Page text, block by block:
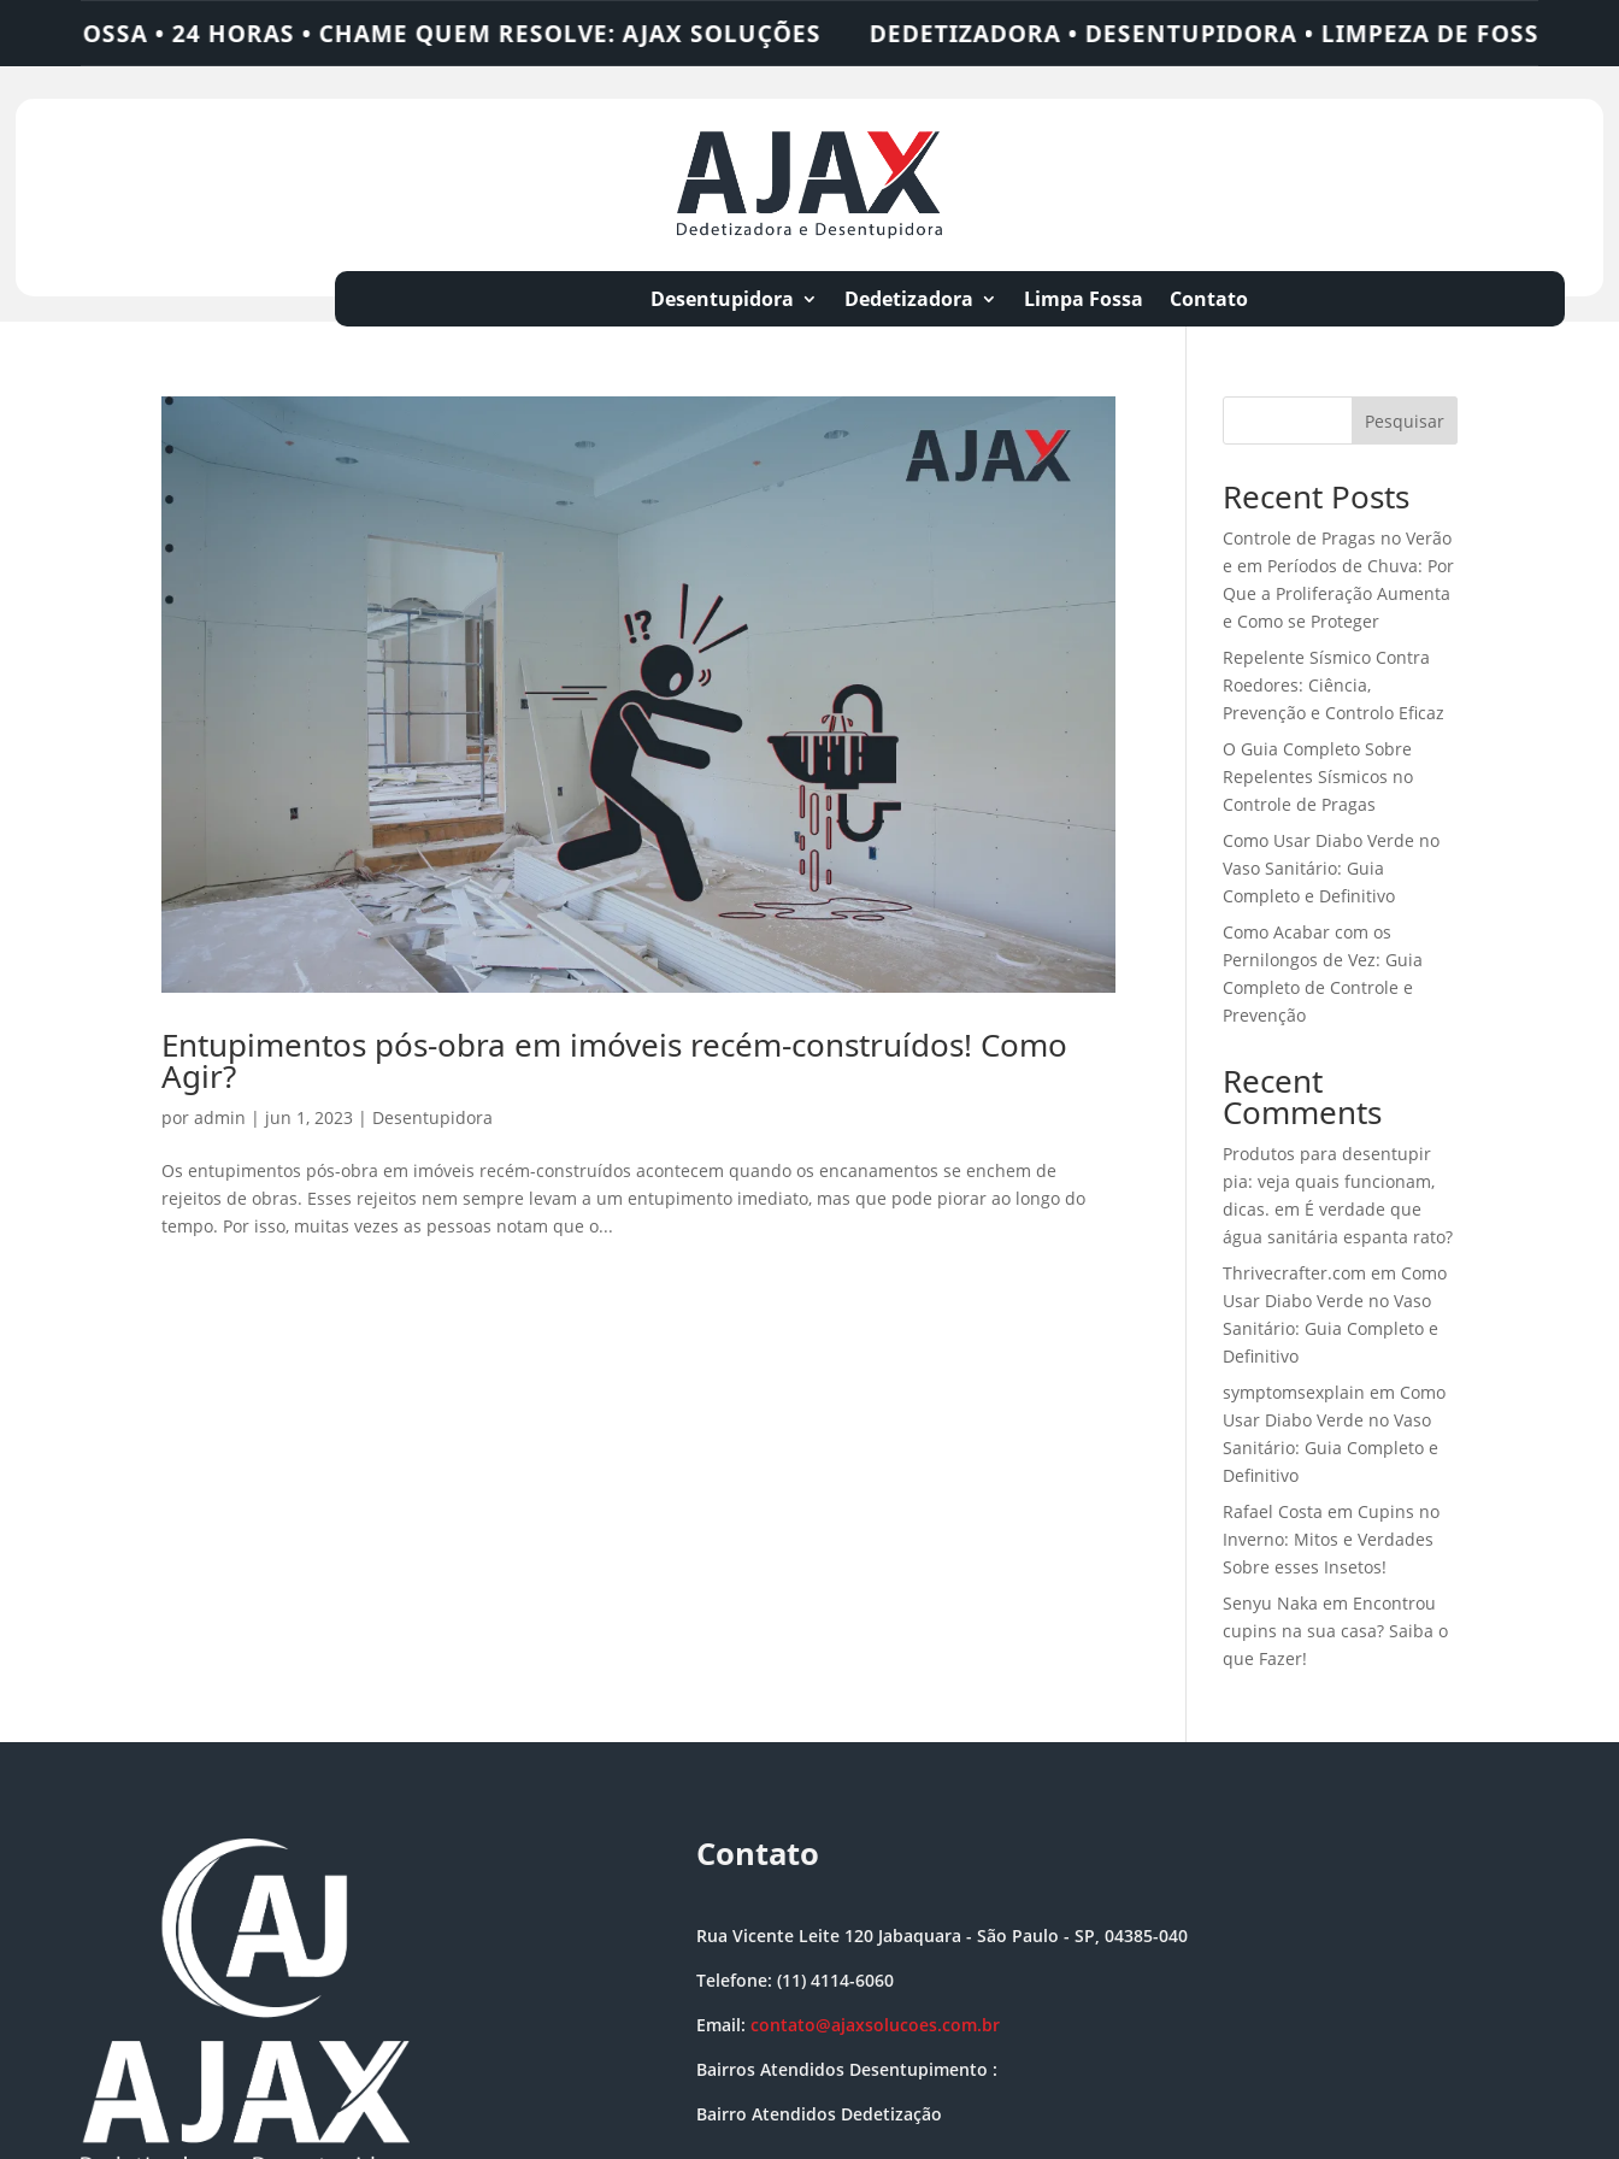
• 24 HORAS • CHAME QUEM RESOLVE: AJAX SOLUÇÕES DEDETIZADORA • DESENTUPIDORA • LIMPEZA DE FOSSA • 24
Desentupidora Dedetizadora Limpa Fossa Contato
Entupimentos pós-obra em imóveis recém-construídos! Como
Agir?
poradmin | jun 1, 2023 | Desentupidora
Os entupimentos pós-obra em imóveis recém-construídos acontecem quando os encanamentos se enchem de
rejeitos de obras. Esses rejeitos nem sempre levam a um entupimento imediato, mas que pode piorar ao longo do
tempo. Por isso, muitas vezes as pessoas notam que o...
Pesquisar
Recent Posts
Controle de Pragas no Verão
e em Períodos de Chuva: Por
Que a Proliferação Aumenta
e Como se Proteger
Repelente Sísmico Contra
Roedores: Ciência,
Prevenção e Controlo Eficaz
O Guia Completo Sobre
Repelentes Sísmicos no
Controle de Pragas
Como Usar Diabo Verde no
Vaso Sanitário: Guia
Completo e Definitivo
Como Acabar com os
Pernilongos de Vez: Guia
Completo de Controle e
Prevenção
Recent
Comments
Produtos para desentupir
pia: veja quais funcionam,
dicas. em É verdade que
água sanitária espanta rato?
Thrivecrafter.com em Como
Usar Diabo Verde no Vaso
Sanitário: Guia Completo e
Definitivo
symptomsexplain em Como
Usar Diabo Verde no Vaso
Sanitário: Guia Completo e
Definitivo
Rafael Costa em Cupins no
Inverno: Mitos e Verdades
Sobre esses Insetos!
Senyu Naka em Encontrou
cupins na sua casa? Saiba o
que Fazer!
Contato
Rua Vicente Leite 120 Jabaquara - São Paulo - SP, 04385-040
Telefone: (11) 4114-6060
Email: contato@ajaxsolucoes.com.br
Bairros Atendidos Desentupimento :
Bairro Atendidos Dedetização